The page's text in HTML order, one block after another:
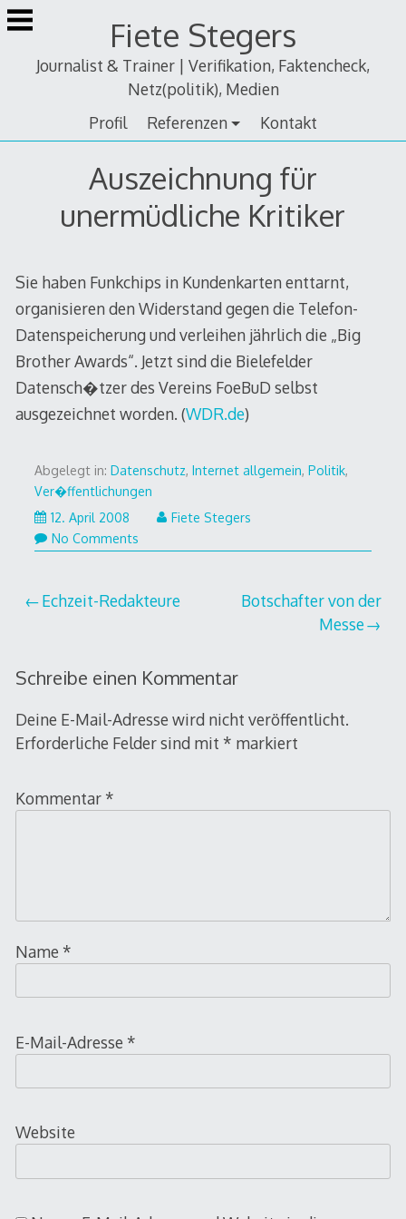
Zum
Inhalt
Fiete Stegers
Journalist & Trainer | Verifikation, Faktencheck,
Netz(politik), Medien
Profil
Referenzen Kontakt
Auszeichnung für
unermüdliche Kritiker
Sie haben Funkchips in Kundenkarten enttarnt,
organisieren den Widerstand gegen die Telefon-
Datenspeicherung und verleihen jährlich die „Big
Brother Awards“. Jetzt sind die Bielefelder
Datensch�tzer des Vereins FoeBuD selbst
ausgezeichnet worden. (WDR.de)
Abgelegt in: Datenschutz, Internet allgemein, Politik,
Ver�ffentlichungen
12. April 2008
Fiete Stegers
No Comments
Beitragsnavigation
Echzeit-Redakteure
Botschafter von der
Messe
Schreibe einen Kommentar
Deine E-Mail-Adresse wird nicht veröffentlicht.
Erforderliche Felder sind mit * markiert
Kommentar *
Name *
E-Mail-Adresse *
Website